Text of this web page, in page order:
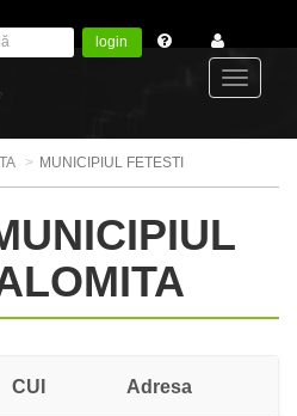
login
MUNICIPIUL FETESTI
CUI Adresa